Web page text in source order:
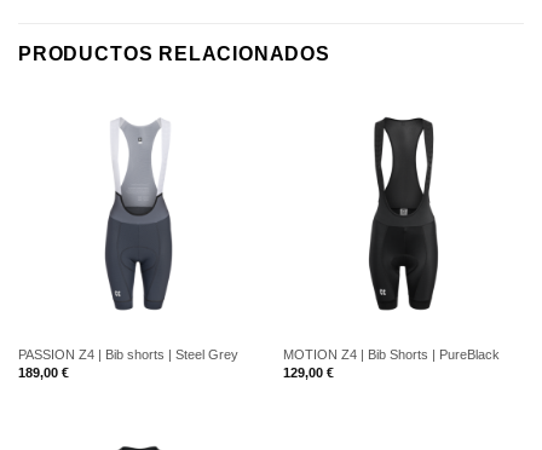
PRODUCTOS RELACIONADOS
PASSION Z4 | Bib shorts | Steel Grey
189,00 €
MOTION Z4 | Bib Shorts | PureBlack
129,00 €